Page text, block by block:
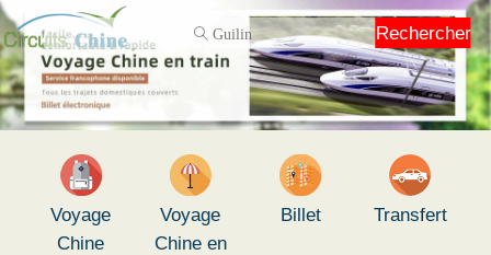
Rechercher
Voyage
Chine
Voyage
Chine en
Billet Transfert